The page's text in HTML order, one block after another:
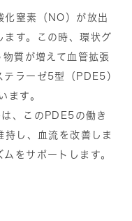
化窒素（NO）が放出
ます。この時、環状グ
質が増えて血管拡張
テラーゼ5型（PDE5）
ます。
、このPDE5の働き
し、血流を改善しま
をサポートします。